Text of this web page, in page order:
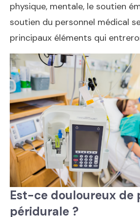
physique, mentale, le soutien
soutien du personnel médical
principaux éléments qui
Est-ce douloureux de
péridurale ?